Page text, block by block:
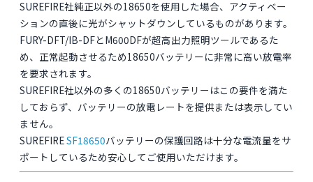
SUREFIRE社純正以外の18650を使用した場合、アクティベー
ションの直後に光がシャットダウンしているものがあります。
FURY-DFT/IB-DFとM600DFが超高出力照明ツールであるた
め、正常起動させるため18650バッテリーに非常に高い放電率
を要求されます。
SUREFIRE社以外の多くの18650バッテリーはこの要件を満た
しておらず、バッテリーの放電レートを提供または表示してい
ません。
SUREFIRESF18650バッテリーの保護回路は十分な電流量をサ
ポートしているため安心してご使用いただけます。